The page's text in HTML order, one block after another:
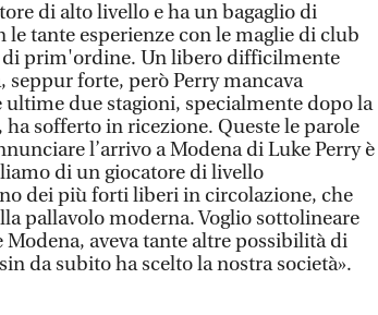
di alto livello e ha un bagaglio di
le tante esperienze con le maglie di club
di prim'ordine. Un libero difficilmente
forte, però Perry mancava
due stagioni, specialmente dopo la
sofferto in ricezione. Queste le parole
l’arrivo a Modena di Luke Perry è
di un giocatore di livello
dei più forti liberi in circolazione, che
pallavolo moderna. Voglio sottolineare
aveva tante altre possibilità di
da subito ha scelto la nostra società».